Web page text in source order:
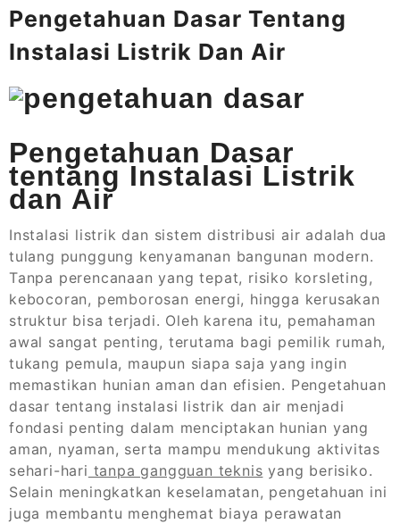
Pengetahuan Dasar Tentang
Instalasi Listrik Dan Air
Pengetahuan Dasar
tentang Instalasi Listrik
dan Air
Instalasi listrik dan sistem distribusi air adalah dua
tulang punggung kenyamanan bangunan modern.
Tanpa perencanaan yang tepat, risiko korsleting,
kebocoran, pemborosan energi, hingga kerusakan
struktur bisa terjadi. Oleh karena itu, pemahaman
awal sangat penting, terutama bagi pemilik rumah,
tukang pemula, maupun siapa saja yang ingin
memastikan hunian aman dan efisien. Pengetahuan
dasar tentang instalasi listrik dan air menjadi
fondasi penting dalam menciptakan hunian yang
aman, nyaman, serta mampu mendukung aktivitas
sehari-hari tanpa gangguan teknis yang berisiko.
Selain meningkatkan keselamatan, pengetahuan ini
juga membantu menghemat biaya perawatan